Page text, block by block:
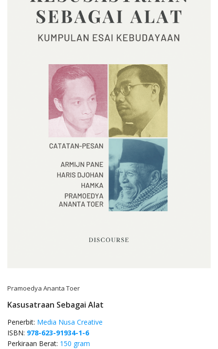
Pramoedya Ananta Toer
Kasusatraan Sebagai Alat
Penerbit: Media Nusa Creative
ISBN: 978-623-91934-1-6
Perkiraan Berat: 150 gram